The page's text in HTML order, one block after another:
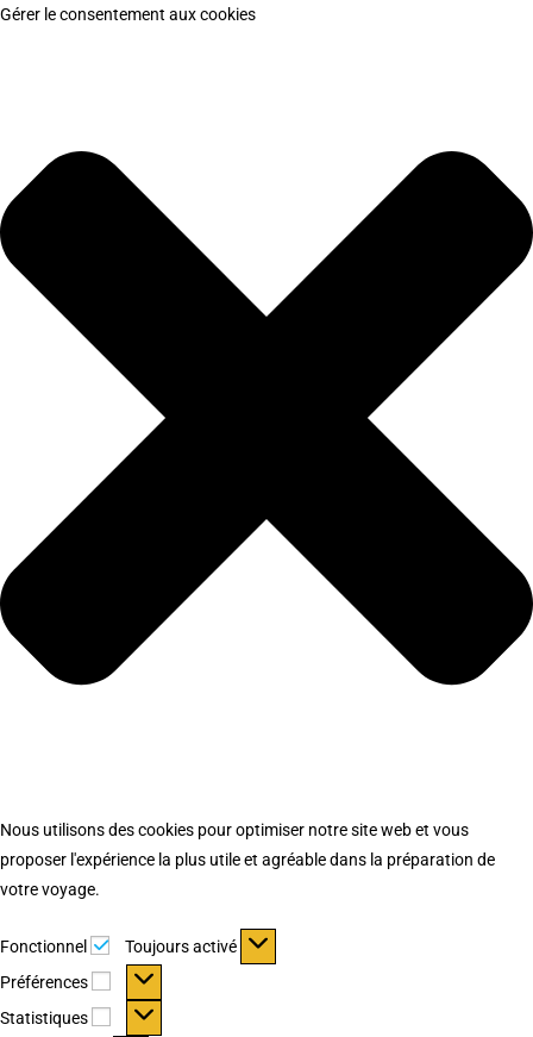
Gérer le consentement aux cookies
Nous utilisons des cookies pour optimiser notre site web et vous
proposer l'expérience la plus utile et agréable dans la préparation de
votre voyage.
Fonctionnel Fonctionnel
Toujours activé
Préférences
Préférences
Statistiques Statistiques